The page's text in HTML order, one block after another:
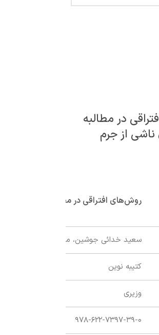
در مطالبه
ناشی از جرم
روش‌های افتراقی در مطالبه ضرر و زیان
سعید خدائی جوشین، محمدرضا زارعی
کتیبه نوین
وزیری
۹۷۸-۶۲۲-۷۳۹۷-۳۹-۰